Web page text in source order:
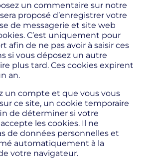
un commentaire sur notre
proposé d’enregistrer votre
de messagerie et site web
C’est uniquement pour
afin de ne pas avoir à saisir ces
si vous déposez un autre
plus tard. Ces cookies expirent
an.
un compte et que vous vous
ce site, un cookie temporaire
de déterminer si votre
les cookies. Il ne
de données personnelles et
automatiquement à la
votre navigateur.